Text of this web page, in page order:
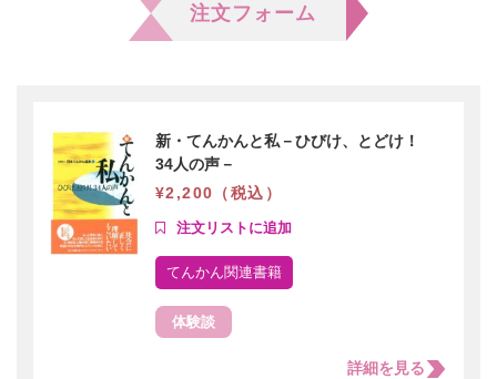
注文フォーム
新・てんかんと私－ひびけ、とどけ！
34人の声－
¥2,200（税込）
てんかん関連書籍
体験談
詳細を見る